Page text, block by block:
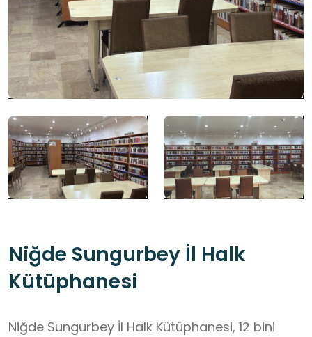
Niğde Sungurbey İl Halk
Kütüphanesi
Niğde Sungurbey İl Halk Kütüphanesi, 12 bini